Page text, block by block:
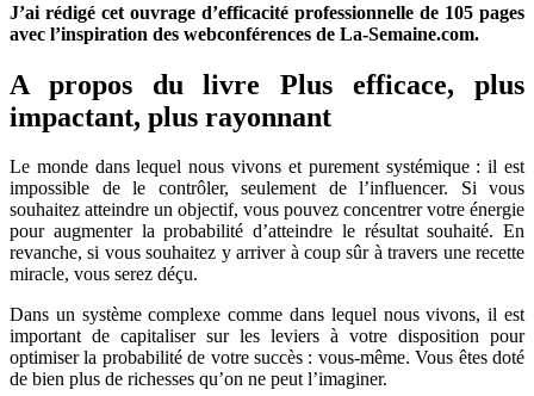
J’ai rédigé cet ouvrage d’efficacité professionnelle de 105 pages
avec l’inspiration des webconférences de La-Semaine.com.
A propos du livre Plus efficace, plus
impactant, plus rayonnant
Le monde dans lequel nous vivons et purement systémique : il est
impossible de le contrôler, seulement de l’influencer. Si vous
souhaitez atteindre un objectif, vous pouvez concentrer votre énergie
pour augmenter la probabilité d’atteindre le résultat souhaité. En
revanche, si vous souhaitez y arriver à coup sûr à travers une recette
miracle, vous serez déçu.
Dans un système complexe comme dans lequel nous vivons, il est
important de capitaliser sur les leviers à votre disposition pour
optimiser la probabilité de votre succès : vous-même. Vous êtes doté
de bien plus de richesses qu’on ne peut l’imaginer.